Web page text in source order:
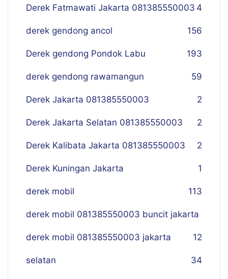
Derek Fatmawati Jakarta 081385550003 4
derek gendong ancol 156
Derek gendong Pondok Labu 193
derek gendong rawamangun 59
Derek Jakarta 081385550003 2
Derek Jakarta Selatan 081385550003 2
Derek Kalibata Jakarta 081385550003 2
Derek Kuningan Jakarta 1
derek mobil 113
derek mobil 081385550003 buncit jakarta
12
derek mobil 081385550003 jakarta
selatan 34